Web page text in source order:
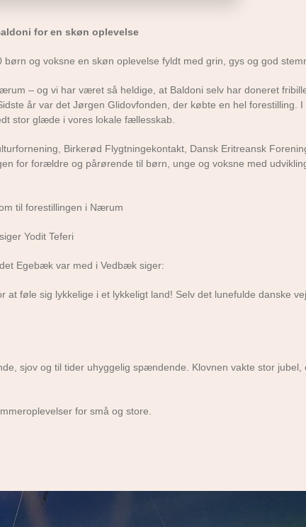
for en skøn oplevelse
og voksne en skøn oplevelse fyldt med grin, gys og god
– og vi har været så heldige, at Baldoni selv har doneret
år var det Jørgen Glidovfonden, der købte en hel forestilling.
stor glæde i vores lokale fællesskab.
Birkerød Flygtningekontakt, Dansk Eritreansk
for forældre og pårørende til børn, unge og voksne med
til forestillingen i Nærum
Yodit Teferi
Egebæk var med i Vedbæk siger:
føle sig lykkelige i et lykkeligt land! Selv det lunefulde danske
sjov og til tider uhyggelig spændende. Klovnen vakte stor
for små og store.